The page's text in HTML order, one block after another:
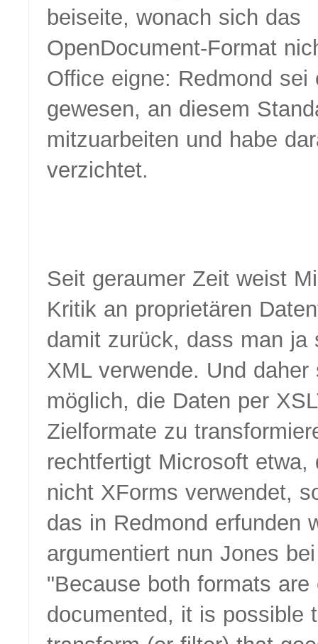
beiseite, wonach sich das
OpenDocument-Format
Office eigne: Redmond sei
gewesen, an diesem
mitzuarbeiten und habe
verzichtet.
Seit geraumer Zeit weist
Kritik an proprietären
damit zurück, dass man ja
XML verwende. Und daher
möglich, die Daten per
Zielformate zu
rechtfertigt Microsoft etwa,
nicht XForms verwendet,
das in Redmond erfunden
argumentiert nun Jones
Because both formats are
documented, it is possible